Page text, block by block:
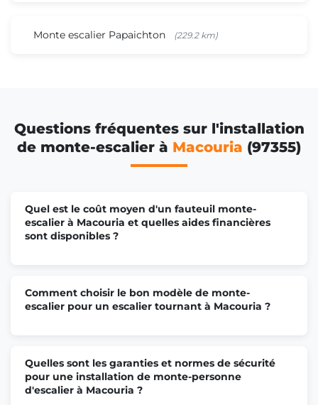
Monte escalier Papaichton (229.2 km)
Questions fréquentes sur l'installation
de monte-escalier à Macouria (97355)
Quel est le coût moyen d'un fauteuil monte-
escalier à Macouria et quelles aides financières
sont disponibles ?
Comment choisir le bon modèle de monte-
escalier pour un escalier tournant à Macouria ?
Quelles sont les garanties et normes de sécurité
pour une installation de monte-personne
d'escalier à Macouria ?